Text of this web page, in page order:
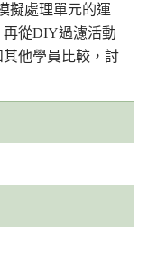
擬處理單元的運
從DIY過濾活動
他學員比較，討